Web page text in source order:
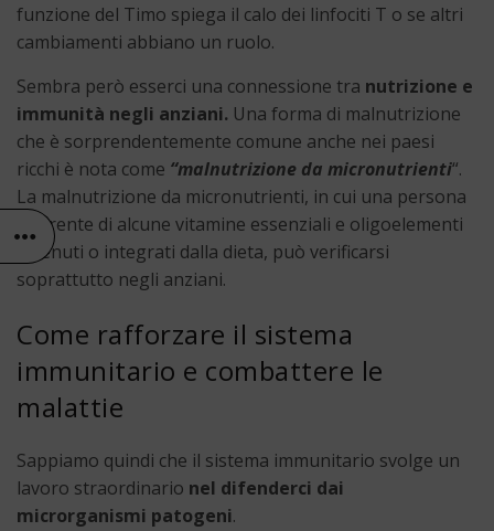
funzione del Timo spiega il calo dei linfociti T o se altri
cambiamenti abbiano un ruolo.
Sembra però esserci una connessione tra nutrizione e
immunità negli anziani. Una forma di malnutrizione
che è sorprendentemente comune anche nei paesi
ricchi è nota come “malnutrizione da micronutrienti“.
La malnutrizione da micronutrienti, in cui una persona
è carente di alcune vitamine essenziali e oligoelementi
ottenuti o integrati dalla dieta, può verificarsi
soprattutto negli anziani.
Come rafforzare il sistema
immunitario e combattere le
malattie
Sappiamo quindi che il sistema immunitario svolge un
lavoro straordinario nel difenderci dai
microrganismi patogeni.